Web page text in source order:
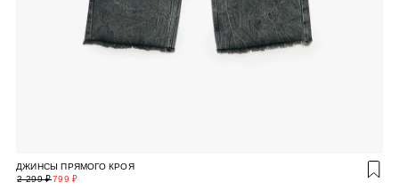
ДЖИНСЫ ПРЯМОГО КРОЯ
799 ₽
2 299 ₽